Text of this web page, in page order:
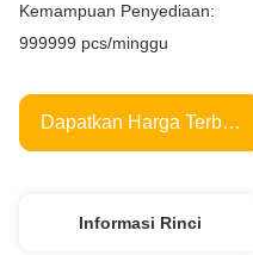
Kemampuan Penyediaan:
999999 pcs/minggu
Dapatkan Harga Terbaik
Informasi Rinci